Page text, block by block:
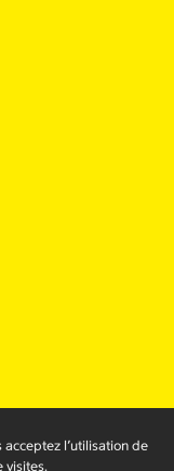
l’utilisation de
visites.